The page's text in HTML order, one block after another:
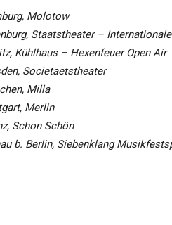
Molotow
Staatstheater –
Kühlhaus – Hexenfeuer Open Air
Societaetstheater
Milla
Merlin
Schon Schön
b. Berlin, Siebenklang